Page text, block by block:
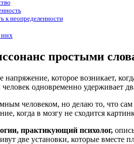
к неопределенности
них
простыми
которое возникает,
одновременно удерживает
человеком, но делаю то, что
когда в мозгу не сходится
практикующий психолог,
две установки, которые вместе